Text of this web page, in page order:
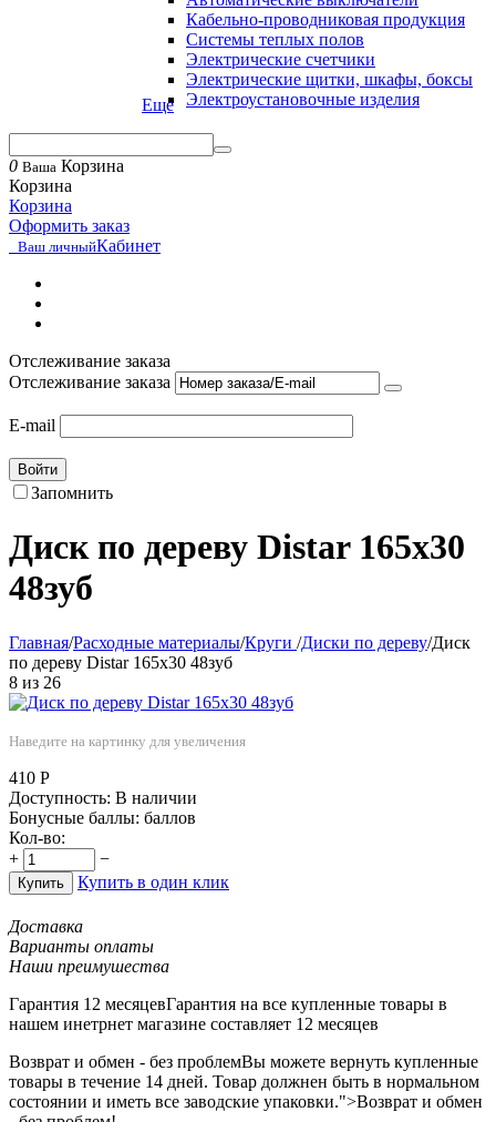
Кабельно-проводниковая продукция
Системы теплых полов
Электрические счетчики
Электрические щитки, шкафы, боксы
Электроустановочные изделия
Еще
0 Ваша Корзина
Корзина
Корзина
Оформить заказ
Ваш личныйКабинет
Отслеживание заказа
Отслеживание заказа
E-mail
Войти
Запомнить
Диск по дереву Distar 165х30
48зуб
Главная/Расходные материалы/Круги /Диски по дереву/Диск
по дереву Distar 165х30 48зуб
8 из 26
Наведите на картинку для увеличения
410 Р
Доступность: В наличии
Бонусные баллы: баллов
Кол-во:
+
−
Купить Купить в один клик
Доставка
Варианты оплаты
Наши преимушества
Гарантия 12 месяцевГарантия на все купленные товары в
нашем инетрнет магазине составляет 12 месяцев
Возврат и обмен - без проблемВы можете вернуть купленные
товары в течение 14 дней. Товар должнен быть в нормальном
состоянии и иметь все заводские упаковки.">Возврат и обмен